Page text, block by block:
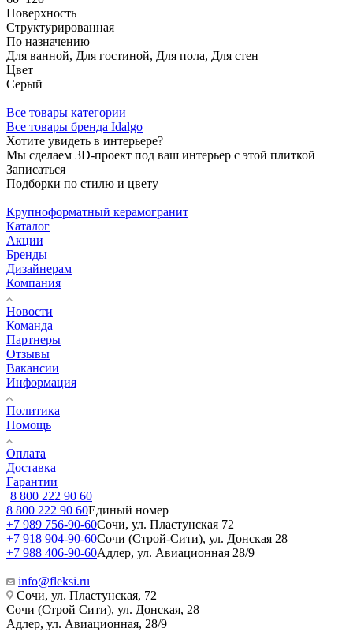
Поверхность
Структурированная
По назначению
Для ванной, Для гостиной, Для пола, Для стен
Цвет
Серый
Все товары категории
Все товары бренда Idalgo
Хотите увидеть в интерьере?
Мы сделаем 3D-проект под ваш интерьер с этой плиткой
Записаться
Подборки по стилю и цвету
Крупноформатный керамогранит
Каталог
Акции
Бренды
Дизайнерам
Компания
Новости
Команда
Партнеры
Отзывы
Вакансии
Информация
Политика
Помощь
Оплата
Доставка
Гарантии
8 800 222 90 60
8 800 222 90 60Единый номер
+7 989 756-90-60Сочи, ул. Пластунская 72
+7 918 904-90-60Сочи (Строй-Сити), ул. Донская 28
+7 988 406-90-60Адлер, ул. Авиационная 28/9
info@fleksi.ru
Сочи, ул. Пластунская, 72
Сочи (Строй Сити), ул. Донская, 28
Адлер, ул. Авиационная, 28/9